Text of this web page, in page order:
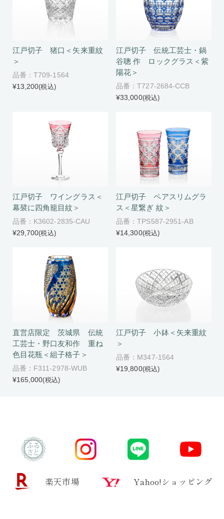
江戸切子 猪口＜矢来重紋
＞
品番：T709-1564
¥13,200(税込)
江戸切子 伝統工芸士・鍋
谷聰 作 ロックグラス＜紫
陽花＞
品番：T727-2684-CCB
¥33,000(税込)
江戸切子 ワイングラス＜
幕襞に四角籠目紋＞
品番：K3602-2835-CAU
¥29,700(税込)
江戸切子 ペアスリムグラ
ス＜星繋ぎ 紋＞
品番：TPS587-2951-AB
¥14,300(税込)
直営店限定 茨城県 伝統
工芸士・野口友和作 重ね
色目花瓶＜組子格子＞
品番：F311-2978-WUB
¥165,000(税込)
江戸切子 小鉢＜矢来重紋
＞
品番：M347-1564
¥19,800(税込)
楽天市場 Yahoo!ショッピング